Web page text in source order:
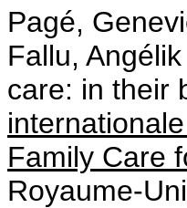
Pagé,
Fallu,
care: in their
Family Care
Royaume-